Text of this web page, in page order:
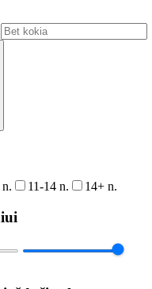
11-14 n. 14+ n.